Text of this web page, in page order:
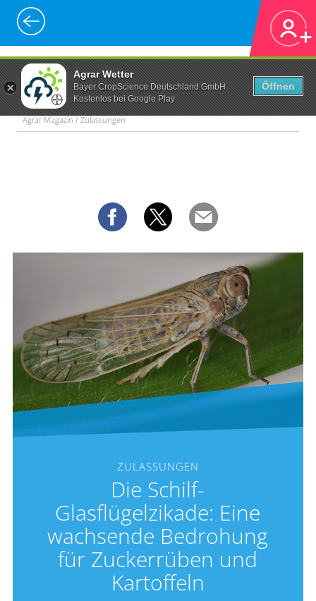
Agrar Wetter
Bayer CropScience Deutschland GmbH
Kostenlos bei Google Play
Öffnen
Agrar Magazin / Zulassungen
ZULASSUNGEN
Die Schilf-
Glasflügelzikade: Eine
wachsende Bedrohung
für Zuckerrüben und
Kartoffeln